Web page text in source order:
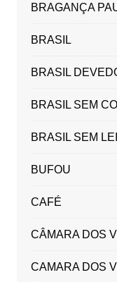
BRAGANÇA
BRASIL
BRASIL
BRASIL SEM
BRASIL SEM
BUFOU
CAFÉ
CÂMARA DOS
CAMARA DOS